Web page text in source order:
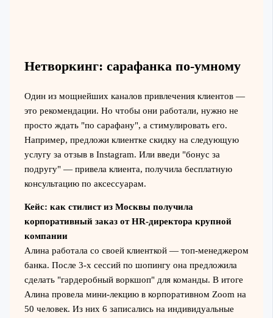
Нетворкинг: сарафанка по-умному
Один из мощнейших каналов привлечения клиентов —
это рекомендации. Но чтобы они работали, нужно не
просто ждать "по сарафану", а стимулировать его.
Например, предложи клиентке скидку на следующую
услугу за отзыв в Instagram. Или введи "бонус за
подругу" — привела клиента, получила бесплатную
консультацию по аксессуарам.
Кейс: как стилист из Москвы получила
корпоративный заказ от HR-директора крупной
компании
Алина работала со своей клиенткой — топ-менеджером
банка. После 3-х сессий по шопингу она предложила
сделать "гардеробный воркшоп" для команды. В итоге
Алина провела мини-лекцию в корпоративном Zoom на
50 человек. Из них 6 записались на индивидуальные